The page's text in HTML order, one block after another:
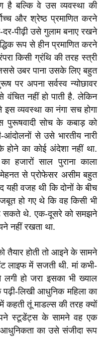
है बल्कि वे उस व्यवस्था की
और श्रेष्ठ प्रमाणित करने
दर-पीढ़ी उसे गुलाम बनाए रखने
रूप से हीन प्रमाणित करने
किसी ग्रंथि की तरह स्त्री
उबर पाना उसके लिए बहुत
पर अपना सर्वस्व न्योछावर
नहीं हो पाती है. लेकिन
व्यवस्था का नंगा सच होगा
पुरूषवादी सोच के कबाड़ को
आंदोलनों से उसे भारतीय नारी
का कोई अंदेशा नहीं था.
हजारों साल पुराना काला
से प्रोफेसर असीम बहुत
वजह थी कि दोनों के बीच
हो गए थे कि वह किसी भी
सकते थे. एक-दूसरे को समझने
नहीं रखता था.
तैयार होती तो आइने के सामने
लाइफ में सजती थी. मां कभी-
हो जरा इसका भी ख्याल
पढ़ी-लिखी आधुनिक महिला का
में कहती तूं माडल्स की तरह क्यों
स्टूडेंट्स के सामने वह एक
आधुनिकता का उसे संजीदा रूप